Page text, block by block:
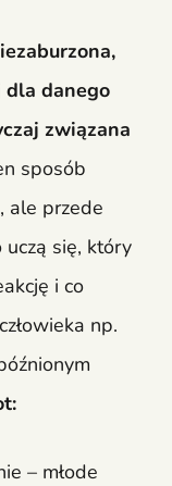
danego
związana
sposób
ale przede
się, który
i co
np.
– młode